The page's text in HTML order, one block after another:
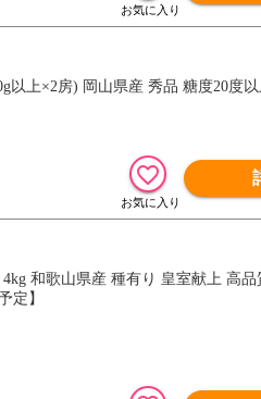
以上×2房) 岡山県産 秀品 糖度20度
和歌山県産 種有り 皇室献上 高
定】